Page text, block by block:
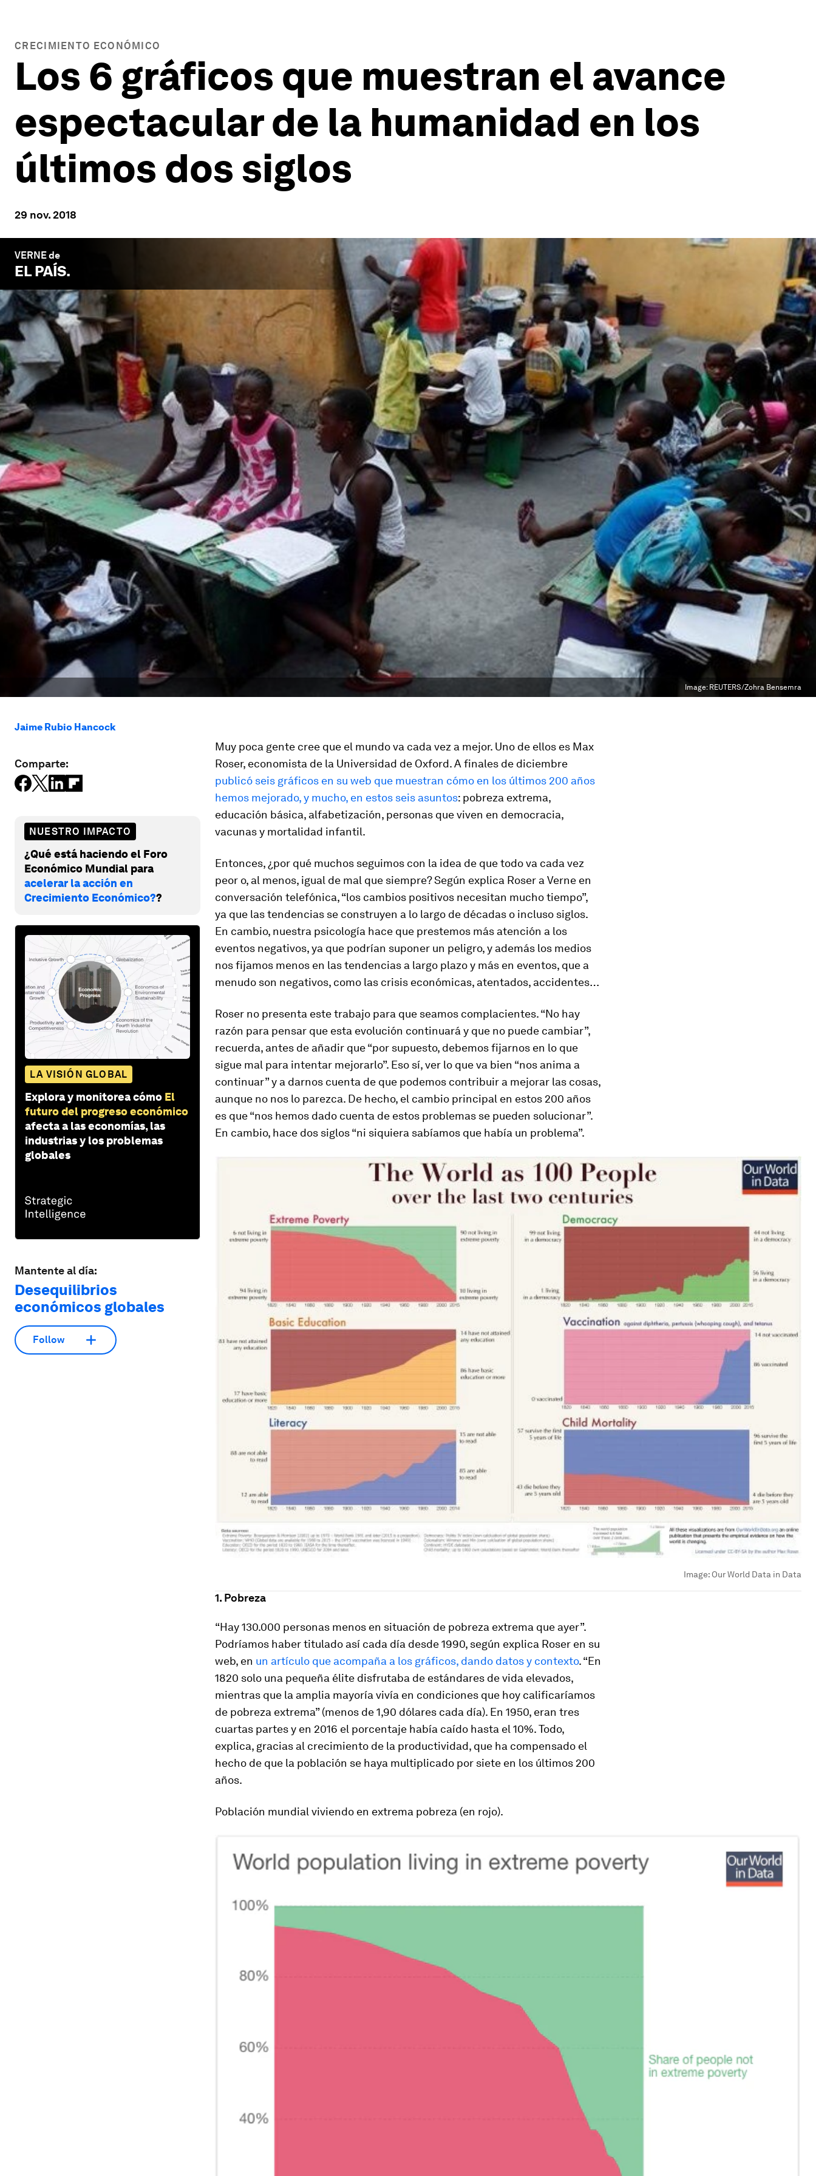
CRECIMIENTO ECONÓMICO
Los 6 gráficos que muestran el avance
espectacular de la humanidad en los
últimos dos siglos
29 nov. 2018
VERNE de
EL PAÍS.
Image: REUTERS/Zohra Bensemra
Jaime Rubio Hancock
Comparte:
NUESTRO IMPACTO
¿Qué está haciendo el Foro
Económico Mundial para
acelerar la acción en
Crecimiento Económico??
LA VISIÓN GLOBAL
Explora y monitorea cómo El
futuro del progreso económico
afecta a las economías, las
industrias y los problemas
globales
Mantente al día:
Desequilibrios
económicos globales
Follow
Muy poca gente cree que el mundo va cada vez a mejor. Uno de ellos es Max
Roser, economista de la Universidad de Oxford. A finales de diciembre
publicó seis gráficos en su web que muestran cómo en los últimos 200 años
hemos mejorado, y mucho, en estos seis asuntos: pobreza extrema,
educación básica, alfabetización, personas que viven en democracia,
vacunas y mortalidad infantil.
Entonces, ¿por qué muchos seguimos con la idea de que todo va cada vez
peor o, al menos, igual de mal que siempre? Según explica Roser a Verne en
conversación telefónica, “los cambios positivos necesitan mucho tiempo”,
ya que las tendencias se construyen a lo largo de décadas o incluso siglos.
En cambio, nuestra psicología hace que prestemos más atención a los
eventos negativos, ya que podrían suponer un peligro, y además los medios
nos fijamos menos en las tendencias a largo plazo y más en eventos, que a
menudo son negativos, como las crisis económicas, atentados, accidentes…
Roser no presenta este trabajo para que seamos complacientes. “No hay
razón para pensar que esta evolución continuará y que no puede cambiar”,
recuerda, antes de añadir que “por supuesto, debemos fijarnos en lo que
sigue mal para intentar mejorarlo”. Eso sí, ver lo que va bien “nos anima a
continuar” y a darnos cuenta de que podemos contribuir a mejorar las cosas,
aunque no nos lo parezca. De hecho, el cambio principal en estos 200 años
es que “nos hemos dado cuenta de estos problemas se pueden solucionar”.
En cambio, hace dos siglos “ni siquiera sabíamos que había un problema”.
Image: Our World Data in Data
1. Pobreza
“Hay 130.000 personas menos en situación de pobreza extrema que ayer”.
Podríamos haber titulado así cada día desde 1990, según explica Roser en su
web, en un artículo que acompaña a los gráficos, dando datos y contexto. “En
1820 solo una pequeña élite disfrutaba de estándares de vida elevados,
mientras que la amplia mayoría vivía en condiciones que hoy calificaríamos
de pobreza extrema” (menos de 1,90 dólares cada día). En 1950, eran tres
cuartas partes y en 2016 el porcentaje había caído hasta el 10%. Todo,
explica, gracias al crecimiento de la productividad, que ha compensado el
hecho de que la población se haya multiplicado por siete en los últimos 200
años.
Población mundial viviendo en extrema pobreza (en rojo).